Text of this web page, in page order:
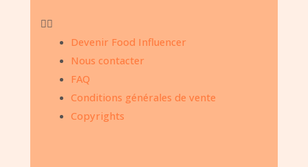
Devenir Food Influencer
Nous contacter
FAQ
Conditions générales de vente
Copyrights